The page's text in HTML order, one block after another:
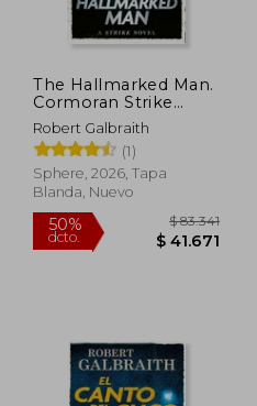
50%
The Hallmarked Man.
Cormoran Strike
Book 8
Robert Galbraith
(1)
Sphere, 2026, Tapa
Blanda, Nuevo